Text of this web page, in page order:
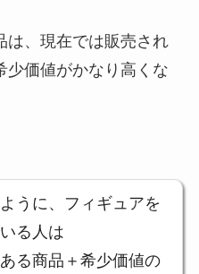
は、現在では販売され
少価値がかなり高くな
うに、フィギュアを
る人は
る商品＋希少価値の